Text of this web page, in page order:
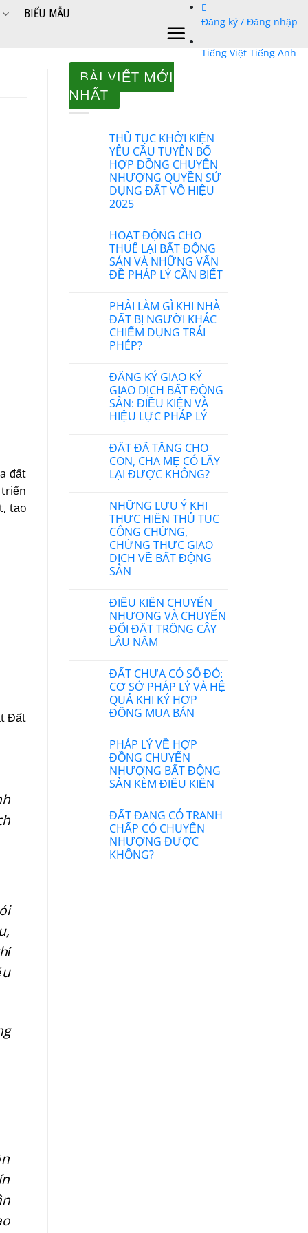
BIỂU MẪU
Đăng ký / Đăng nhập
Tiếng Việt Tiếng Anh
đất
tạo
Đất
BÀI VIẾT MỚI
NHẤT
THỦ TỤC KHỞI KIỆN
YÊU CẦU TUYÊN BỐ
HỢP ĐỒNG CHUYỂN
NHƯỢNG QUYỀN SỬ
DỤNG ĐẤT VÔ HIỆU
2025
HOẠT ĐỘNG CHO
THUÊ LẠI BẤT ĐỘNG
SẢN VÀ NHỮNG VẤN
ĐỀ PHÁP LÝ CẦN BIẾT
PHẢI LÀM GÌ KHI NHÀ
ĐẤT BỊ NGƯỜI KHÁC
CHIẾM DỤNG TRÁI
PHÉP?
ĐĂNG KÝ GIAO KÝ
GIAO DỊCH BẤT ĐỘNG
SẢN: ĐIỀU KIỆN VÀ
HIỆU LỰC PHÁP LÝ
ĐẤT ĐÃ TẶNG CHO
CON, CHA MẸ CÓ LẤY
LẠI ĐƯỢC KHÔNG?
NHỮNG LƯU Ý KHI
THỰC HIỆN THỦ TỤC
CÔNG CHỨNG,
CHỨNG THỰC GIAO
DỊCH VỀ BẤT ĐỘNG
SẢN
ĐIỀU KIỆN CHUYỂN
NHƯỢNG VÀ CHUYỂN
ĐỔI ĐẤT TRỒNG CÂY
LÂU NĂM
ĐẤT CHƯA CÓ SỔ ĐỎ:
CƠ SỞ PHÁP LÝ VÀ HỆ
QUẢ KHI KÝ HỢP
ĐỒNG MUA BÁN
PHÁP LÝ VỀ HỢP
ĐỒNG CHUYỂN
NHƯỢNG BẤT ĐỘNG
SẢN KÈM ĐIỀU KIỆN
ĐẤT ĐANG CÓ TRANH
CHẤP CÓ CHUYỂN
NHƯỢNG ĐƯỢC
KHÔNG?